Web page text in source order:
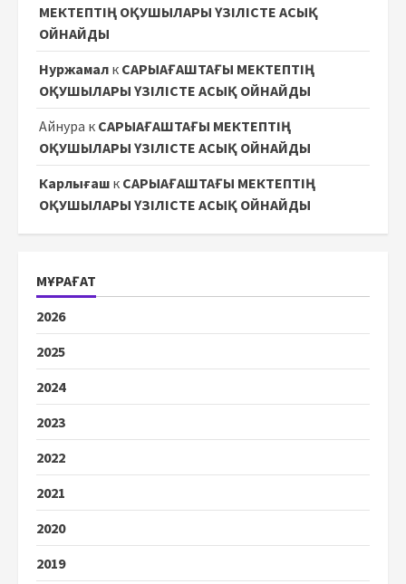
МЕКТЕПТІҢ ОҚУШЫЛАРЫ ҮЗІЛІСТЕ АСЫҚ
ОЙНАЙДЫ
Нуржамал к САРЫАҒАШТАҒЫ МЕКТЕПТІҢ
ОҚУШЫЛАРЫ ҮЗІЛІСТЕ АСЫҚ ОЙНАЙДЫ
Айнура к САРЫАҒАШТАҒЫ МЕКТЕПТІҢ
ОҚУШЫЛАРЫ ҮЗІЛІСТЕ АСЫҚ ОЙНАЙДЫ
Карлығаш к САРЫАҒАШТАҒЫ МЕКТЕПТІҢ
ОҚУШЫЛАРЫ ҮЗІЛІСТЕ АСЫҚ ОЙНАЙДЫ
МҰРАҒАТ
2026
2025
2024
2023
2022
2021
2020
2019